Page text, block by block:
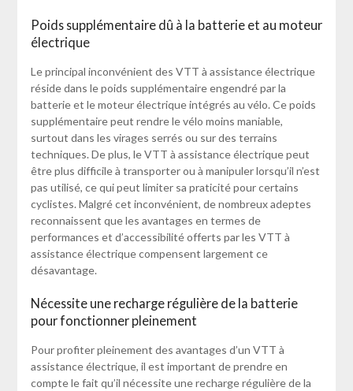
Poids supplémentaire dû à la batterie et au moteur
électrique
Le principal inconvénient des VTT à assistance électrique
réside dans le poids supplémentaire engendré par la
batterie et le moteur électrique intégrés au vélo. Ce poids
supplémentaire peut rendre le vélo moins maniable,
surtout dans les virages serrés ou sur des terrains
techniques. De plus, le VTT à assistance électrique peut
être plus difficile à transporter ou à manipuler lorsqu’il n’est
pas utilisé, ce qui peut limiter sa praticité pour certains
cyclistes. Malgré cet inconvénient, de nombreux adeptes
reconnaissent que les avantages en termes de
performances et d’accessibilité offerts par les VTT à
assistance électrique compensent largement ce
désavantage.
Nécessite une recharge régulière de la batterie
pour fonctionner pleinement
Pour profiter pleinement des avantages d’un VTT à
assistance électrique, il est important de prendre en
compte le fait qu’il nécessite une recharge régulière de la